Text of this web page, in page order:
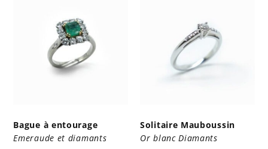
Bague à entourage
Emeraude et diamants
Solitaire Mauboussin
Or blanc Diamants